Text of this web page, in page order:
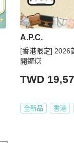
A.P.C.
[香港限定] 2026
開鑼💥
TWD
全新品 香港